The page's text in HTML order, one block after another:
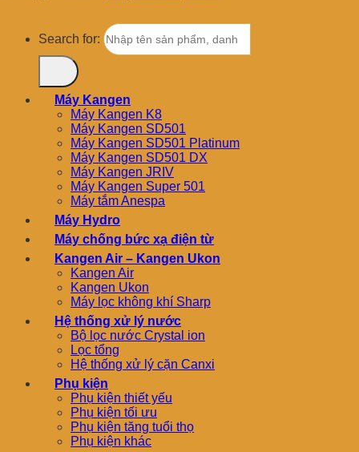
Search for:
Máy Kangen
Máy Kangen K8
Máy Kangen SD501
Máy Kangen SD501 Platinum
Máy Kangen SD501 DX
Máy Kangen JRIV
Máy Kangen Super 501
Máy tắm Anespa
Máy Hydro
Máy chống bức xạ điện từ
Kangen Air – Kangen Ukon
Kangen Air
Kangen Ukon
Máy lọc không khí Sharp
Hệ thống xử lý nước
Bộ lọc nước Crystal ion
Lọc tổng
Hệ thống xử lý cặn Canxi
Phụ kiện
Phụ kiện thiết yếu
Phụ kiện tối ưu
Phụ kiện tăng tuổi thọ
Phụ kiện khác